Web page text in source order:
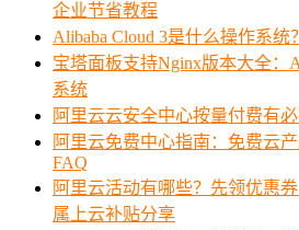
企业节省教程
Alibaba Cloud 3是什么操作系统？
宝塔面板支持Nginx版本大全：
系统
阿里云云安全中心按量付费有必
阿里云免费中心指南：免费云
FAQ
阿里云活动有哪些？先领优惠
属上云补贴分享